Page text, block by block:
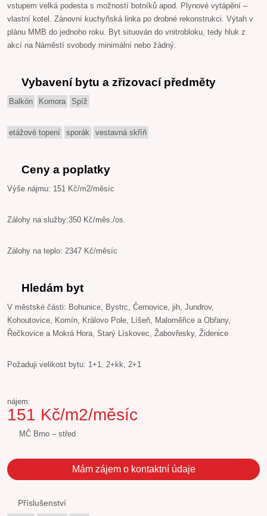
vstupem velká podesta s možností botníků apod. Plynové vytápění –
vlastní kotel. Zánovní kuchyňská linka po drobné rekonstrukci. Výtah v
plánu MMB do jednoho roku. Byt situován do vnitrobloku, tedy hluk z
akcí na Náměstí svobody minimální nebo žádný.
Vybavení bytu a zřizovací předměty
Balkón Komora Spíž
etážové topení sporák vestavná skříň
Ceny a poplatky
Výše nájmu: 151 Kč/m2/měsíc
Zálohy na služby:350 Kč/měs./os.
Zálohy na teplo: 2347 Kč/měsíc
Hledám byt
V městské části: Bohunice, Bystrc, Černovice, jih, Jundrov,
Kohoutovice, Komín, Královo Pole, Líšeň, Maloměřice a Obřany,
Řečkovice a Mokrá Hora, Starý Lískovec, Žabovřesky, Židenice
Požaduji velikost bytu: 1+1, 2+kk, 2+1
nájem:
151 Kč/m2/měsíc
MČ Brno – střed
Mám zájem o kontaktní údaje
Příslušenství